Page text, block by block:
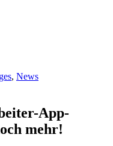
, News
App-
mehr!